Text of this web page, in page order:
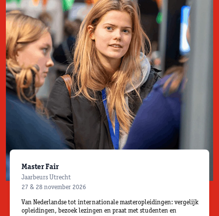
Master Fair
Jaarbeurs Utrecht
27 & 28 november 2026
Van Nederlandse tot internationale masteropleidingen: vergelijk
opleidingen, bezoek lezingen en praat met studenten en